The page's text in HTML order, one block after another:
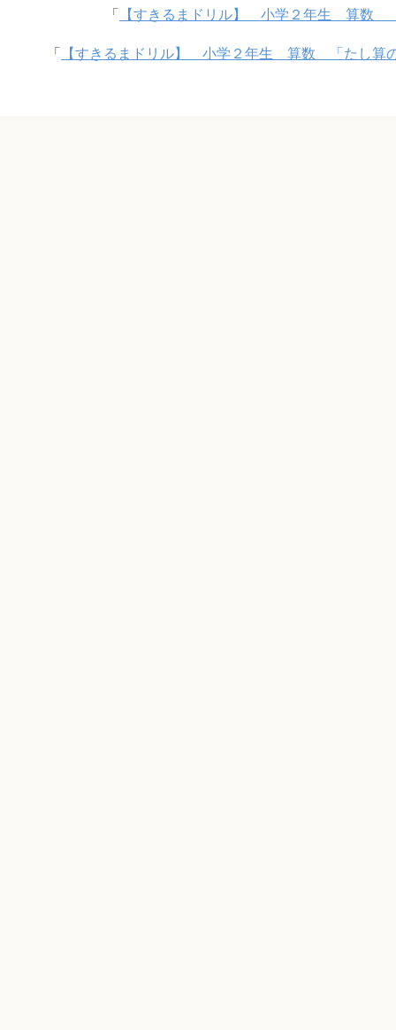
「 【すきるまドリル】 小学２年生 算数
「 【すきるまドリル】 小学２年生 算数 「たし算